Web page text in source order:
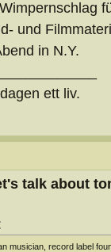
und
in N.Y.
ett liv.
talk about
musician, record label